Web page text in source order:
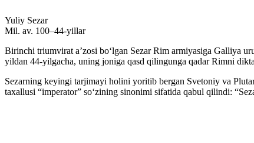
Yuliy Sezar
Mil. av. 100–44-yillar
Birinchi triumvirat aʼzosi boʻlgan Sezar Rim armiyasiga Galliya
yildan 44-yilgacha, uning joniga qasd qilingunga qadar Rimni
Sezarning keyingi tarjimayi holini yoritib bergan Svetoniy va
taxallusi “imperator” soʻzining sinonimi sifatida qabul qilindi: